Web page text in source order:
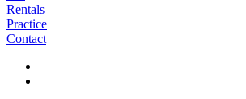
Rentals
Practice
Contact